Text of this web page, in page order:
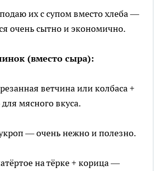
их с супом вместо хлеба —
очень сытно и экономично.
(вместо сыра):
ветчина или колбаса +
мясного вкуса.
— очень нежно и полезно.
на тёрке + корица —